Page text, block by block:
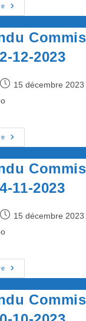
Newsletter
N°6
12-2023
Publication
15 décembre 2023
Compte-
Rendu
Photo-
Vidéo
12-
12-
11-2023
Publication
15 décembre 2023
Compte-
Rendu
Photo-
Vidéo
14-